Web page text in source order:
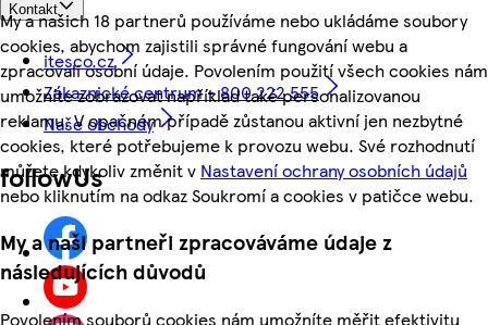
My a našich 18 partnerů používáme nebo ukládáme soubory
cookies, abychom zajistili správné fungování webu a
zpracovali osobní údaje. Povolením použití všech cookies nám
umožníte zobrazovat například také personalizovanou
reklamu. V opačném případě zůstanou aktivní jen nezbytné
cookies, které potřebujeme k provozu webu. Své rozhodnutí
můžete kdykoliv změnit v Nastavení ochrany osobních údajů
nebo kliknutím na odkaz Soukromí a cookies v patičce webu.
My a naši partneři zpracováváme údaje z
následujících důvodů
Povolením souborů cookies nám umožníte měřit efektivitu
Kontakt
itesco.cz
Zákaznické centrum - 800 222 555
Naše obchody
followUs